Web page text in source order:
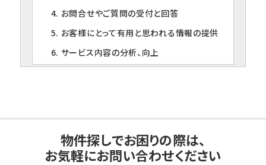
4. お問合せやご質問の受付と回答
5. お客様にとって有用と思われる情報の提供
6. サービス内容の分析、向上
1. ご本人の同意がある場合
2. 法令に基づく場合
物件探しでお困りの際は、
お気軽にお問い合わせください